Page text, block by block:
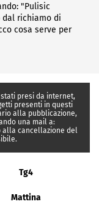
"Pulisic
richiamo di
cosa serve per
presi da internet,
presenti in questi
alla pubblicazione,
una mail a:
alla cancellazione del
Tg4
Mattina